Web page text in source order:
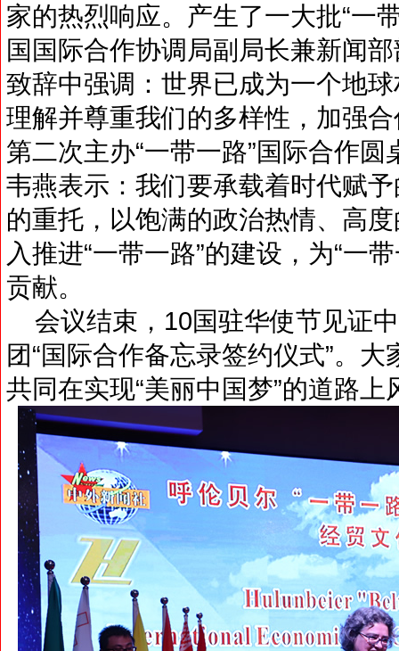
家的热烈响应。产生了一大批“一
国国际合作协调局副局长兼新闻
致辞中强调：世界已成为一个地
理解并尊重我们的多样性，加强
第二次主办“一带一路”国际合作
韦燕表示：我们要承载着时代赋
的重托，以饱满的政治热情、高
入推进“一带一路”的建设，为“一
贡献。
会议结束，10国驻华使节见证
团“国际合作备忘录签约仪式”。
共同在实现“美丽中国梦”的道路上